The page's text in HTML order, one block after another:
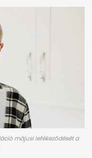
májusi lefékeződését a